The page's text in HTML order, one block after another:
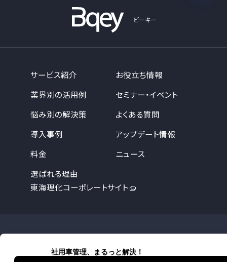
ビーキー
サービス紹介
お役立ち情報
業界別の活用例
セミナー・イベント
悩み別の解決策
よくある質問
導入事例
アップデート情報
料金
ニュース
選ばれる理由
東海理化コーポレートサイト
詳しくはお役立ち資料をご覧いただく